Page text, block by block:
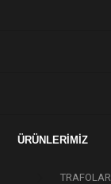
ÜRÜNLERİMİZ
TRAFOLAR